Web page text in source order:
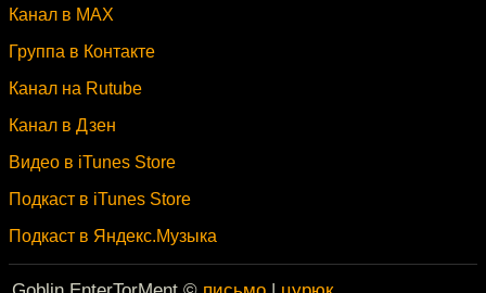
Канал в MAX
Группа в Контакте
Канал на Rutube
Канал в Дзен
Видео в iTunes Store
Подкаст в iTunes Store
Подкаст в Яндекс.Музыка